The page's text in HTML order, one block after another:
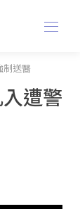
制送醫
遭警